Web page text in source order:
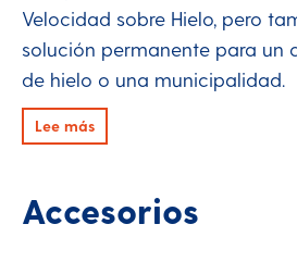
Velocidad sobre Hielo, pero
solución permanente para un
de hielo o una municipalidad.
Lee más
Accesorios